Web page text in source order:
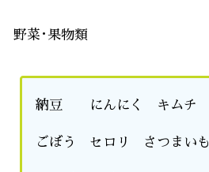
野菜･果物類
納豆 にんにく キムチ
ごぼう セロリ さつまいも